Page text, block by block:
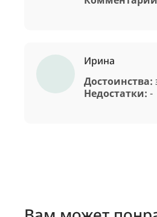
Ирина
Достоинства:
Недостатки: -